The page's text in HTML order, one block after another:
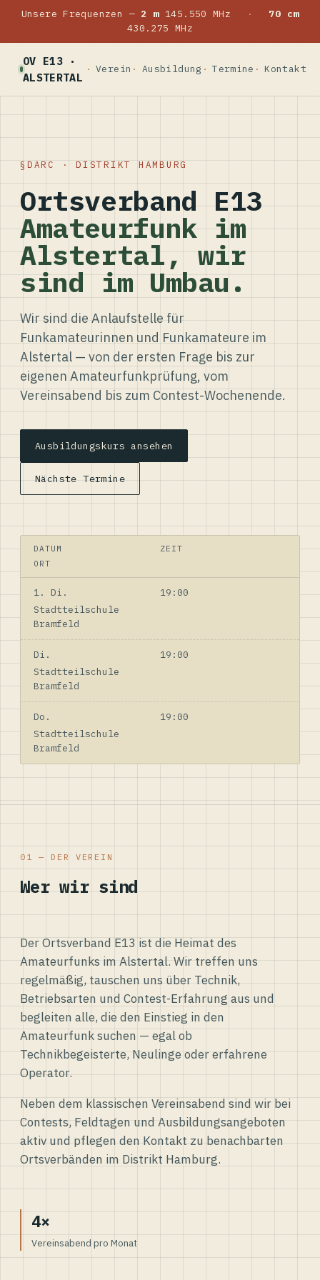
Unsere Frequenzen — 2 m145.550 MHz ·
70 cm
430.275 MHz
OV E13 ·
ALSTERTAL
Verein Ausbildung Termine Kontakt
DARC · DISTRIKT HAMBURG
Ortsverband E13
Amateurfunk im
Alstertal, wir
sind im Umbau.
Wir sind die Anlaufstelle für
Funkamateurinnen und Funkamateure im
Alstertal — von der ersten Frage bis zur
eigenen Amateurfunkprüfung, vom
Vereinsabend bis zum Contest-Wochenende.
Ausbildungskurs ansehen
Nächste Termine
DATUM
ZEIT
ORT
1. Di.
19:00
Stadtteilschule
Bramfeld
Di.
19:00
Stadtteilschule
Bramfeld
Do.
19:00
Stadtteilschule
Bramfeld
01 — DER VEREIN
Wer wir sind
Der Ortsverband E13 ist die Heimat des
Amateurfunks im Alstertal. Wir treffen uns
regelmäßig, tauschen uns über Technik,
Betriebsarten und Contest-Erfahrung aus und
begleiten alle, die den Einstieg in den
Amateurfunk suchen — egal ob
Technikbegeisterte, Neulinge oder erfahrene
Operator.
Neben dem klassischen Vereinsabend sind wir bei
Contests, Feldtagen und Ausbildungsangeboten
aktiv und pflegen den Kontakt zu benachbarten
Ortsverbänden im Distrikt Hamburg.
4×
Vereinsabend pro Monat